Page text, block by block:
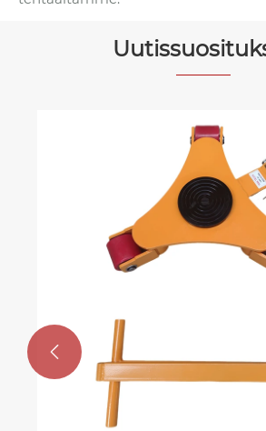
Mitkä ovat CD1-vaijeri
yksityiskohtaiset edut?
Katso lisää >>
